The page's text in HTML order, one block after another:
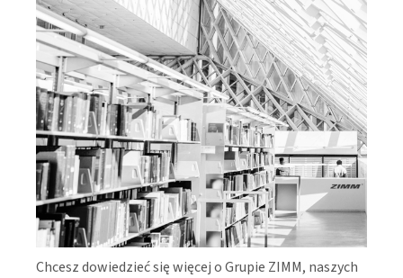
Chcesz dowiedzieć się więcej o Grupie ZIMM, naszych